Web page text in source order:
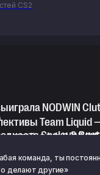
CS2
NODWIN
Team Liquid
Snake &
плей-офф
команда, ты
делают другие»